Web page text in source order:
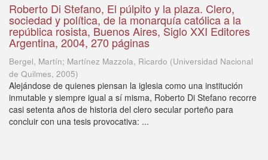
Roberto Di Stefano, El púlpito y la plaza. Clero,
sociedad y política, de la monarquía católica a la
república rosista, Buenos Aires, Siglo XXI Editores
Argentina, 2004, 270 páginas
Bergel, Martín; Martínez Mazzola, Ricardo (Universidad Nacional
de Quilmes, 2005)
Alejándose de quienes piensan la iglesia como una institución
inmutable y siempre igual a sí misma, Roberto Di Stefano recorre
casi setenta años de historia del clero secular porteño para
concluir con una tesis provocativa: ...